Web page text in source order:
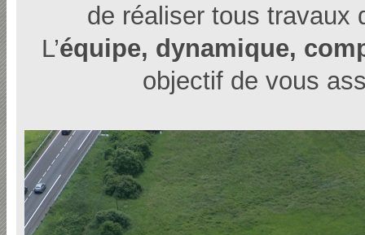
de réaliser tous travaux
L’équipe, dynamique,
objectif de vous